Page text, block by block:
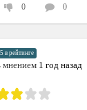
0 0
в рейтинге
мнением 1 год назад